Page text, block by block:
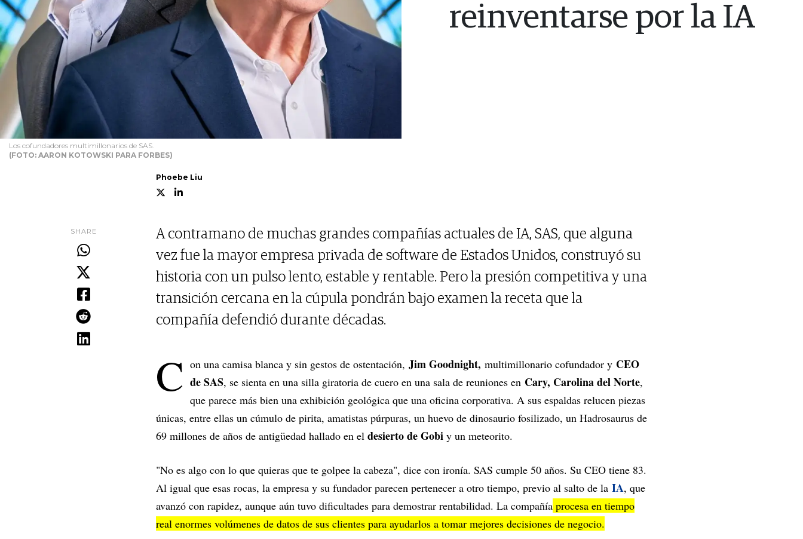
reinventarse por la IA
Los cofundadores multimillonarios de SAS.
(FOTO: AARON KOTOWSKI PARA FORBES)
Phoebe Liu
SHARE
A contramano de muchas grandes compañías actuales de IA, SAS, que alguna
vez fue la mayor empresa privada de software de Estados Unidos, construyó su
historia con un pulso lento, estable y rentable. Pero la presión competitiva y una
transición cercana en la cúpula pondrán bajo examen la receta que la
compañía defendió durante décadas.
C on una camisa blanca y sin gestos de ostentación, Jim Goodnight, multimillonario cofundador y CEO
de SAS, se sienta en una silla giratoria de cuero en una sala de reuniones en Cary, Carolina del Norte,
que parece más bien una exhibición geológica que una oficina corporativa. A sus espaldas relucen piezas
únicas, entre ellas un cúmulo de pirita, amatistas púrpuras, un huevo de dinosaurio fosilizado, un Hadrosaurus de
69 millones de años de antigüedad hallado en el desierto de Gobi y un meteorito.
"No es algo con lo que quieras que te golpee la cabeza", dice con ironía. SAS cumple 50 años. Su CEO tiene 83.
Al igual que esas rocas, la empresa y su fundador parecen pertenecer a otro tiempo, previo al salto de la IA, que
avanzó con rapidez, aunque aún tuvo dificultades para demostrar rentabilidad. La compañía procesa en tiempo
real enormes volúmenes de datos de sus clientes para ayudarlos a tomar mejores decisiones de negocio.